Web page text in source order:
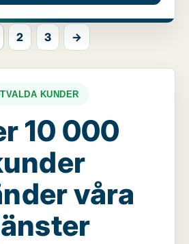
2 3 →
KUNDER
10 000
våra